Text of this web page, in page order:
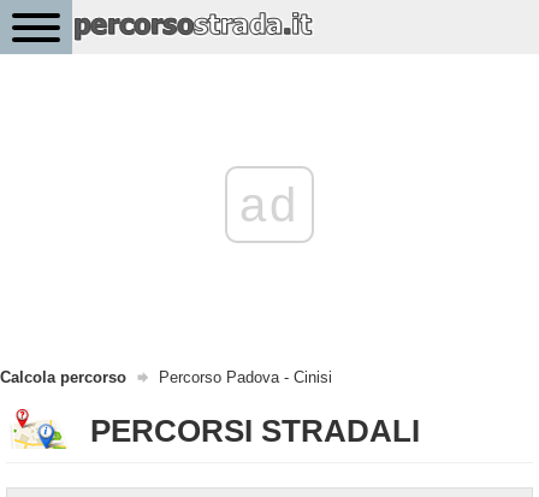
ad
Calcola percorso Percorso Padova - Cinisi
PERCORSI STRADALI